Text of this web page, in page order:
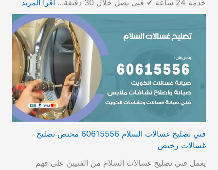
خدمة 24 ساعة ✔ فني يصل خلال 30 دقيقة…
اقرأ المزيد
فني تصليح غسالات السلام 60615556 مختص تصليح
غسالات رخيص
يعمل فني تصليح غسالات السلام من الفنيين على فهم